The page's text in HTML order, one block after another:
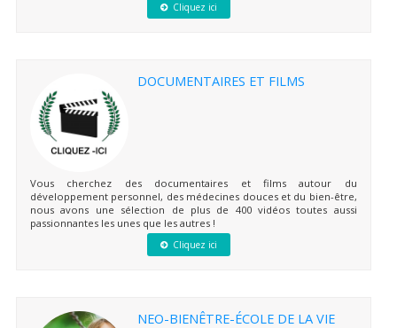
Cliquez ici
DOCUMENTAIRES ET FILMS
Vous cherchez des documentaires et films autour du
développement personnel, des médecines douces et du bien-être,
nous avons une sélection de plus de 400 vidéos toutes aussi
passionnantes les unes que les autres !
Cliquez ici
NEO-BIENÊTRE-ÉCOLE DE LA VIE